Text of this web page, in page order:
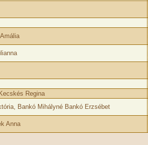
Regina
Bankó Mihályné Bankó Erzsébet
Anna